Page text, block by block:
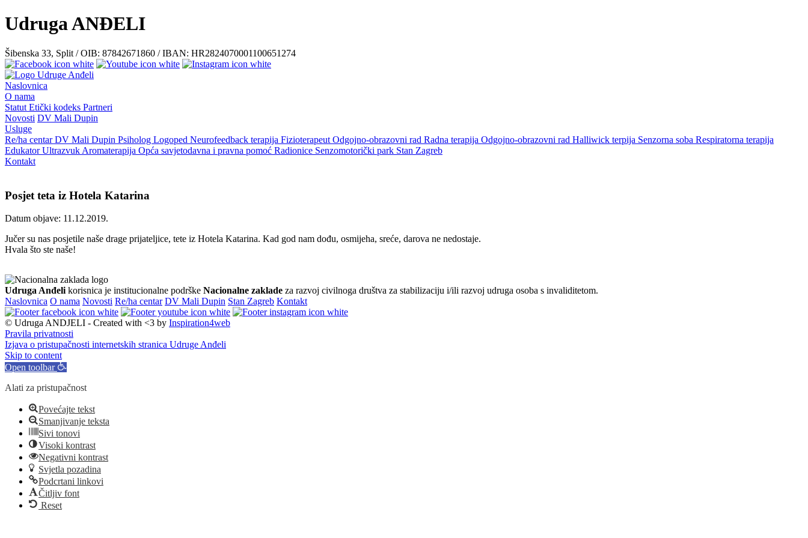
Udruga ANĐELI
Šibenska 33, Split / OIB: 87842671860 / IBAN: HR2824070001100651274
Naslovnica
O nama
Statut Etički kodeks Partneri
Novosti DV Mali Dupin
Usluge
Re/ha centarDV Mali Dupin Psiholog Logoped Neurofeedback terapija Fizioterapeut Odgojno-obrazovni rad Radna terapija Odgojno-obrazovni rad Halliwick terpija Senzorna soba Respiratorna terapija
EdukatorUltrazvuk Aromaterapija Opća savjetodavna i pravna pomoć Radionice Senzomotorički park Stan Zagreb
Kontakt
Posjet teta iz Hotela Katarina
Datum objave: 11.12.2019.
Jučer su nas posjetile naše drage prijateljice, tete iz Hotela Katarina. Kad god nam dođu, osmijeha, sreće, darova ne nedostaje.
Hvala što ste naše!
Udruga Anđeli korisnica je institucionalne podrške Nacionalne zaklade za razvoj civilnoga društva za stabilizaciju i/ili razvoj udruga osoba s invaliditetom.
Naslovnica O nama Novosti Re/ha centar DV Mali Dupin Stan Zagreb Kontakt
© Udruga ANDJELI - Created with <3 by Inspiration4web
Pravila privatnosti
Izjava o pristupačnosti internetskih stranica Udruge Anđeli
Skip to content
Open toolbar
Alati za pristupačnost
Povećajte tekst
Smanjivanje teksta
Sivi tonovi
Visoki kontrast
Negativni kontrast
Svjetla pozadina
Podcrtani linkovi
Čitljiv font
Reset